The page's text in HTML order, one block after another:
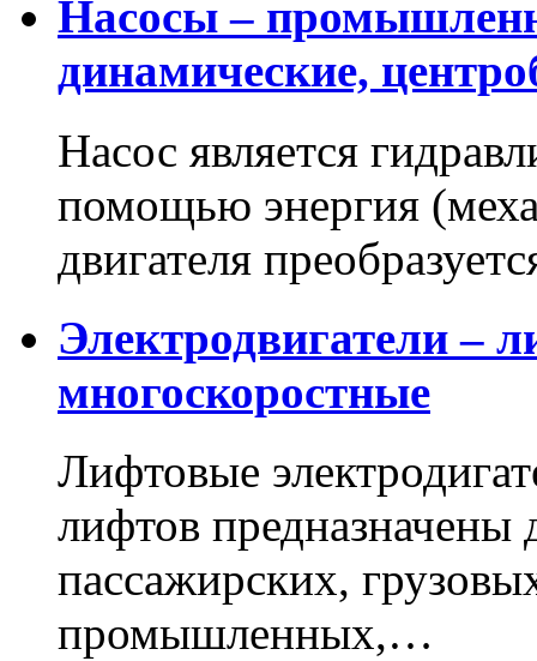
Насосы –
динамические,
Насос является
помощью энергия
двигателя
Электродвигатели –
многоскоростные
Лифтовые
лифтов предназначены
пассажирских,
промышленных,…